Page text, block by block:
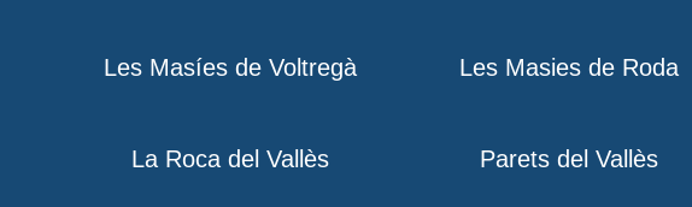
Les Masíes de Voltregà Les Masies de Roda
La Roca del Vallès Parets del Vallès